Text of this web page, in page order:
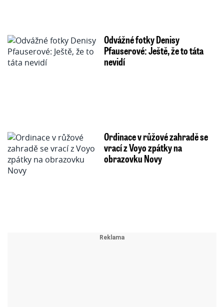
Odvážné fotky Denisy
Pfauserové: Ještě, že to táta
nevidí
Ordinace v růžové zahradě se
vrací z Voyo zpátky na
obrazovku Novy